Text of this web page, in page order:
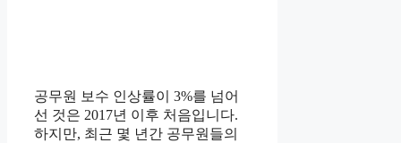
공무원 보수 인상률이 3%를 넘어
선 것은 2017년 이후 처음입니다.
하지만, 최근 몇 년간 공무원들의